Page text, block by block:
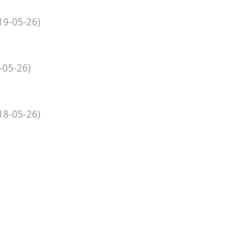
05-26)
26)
05-26)